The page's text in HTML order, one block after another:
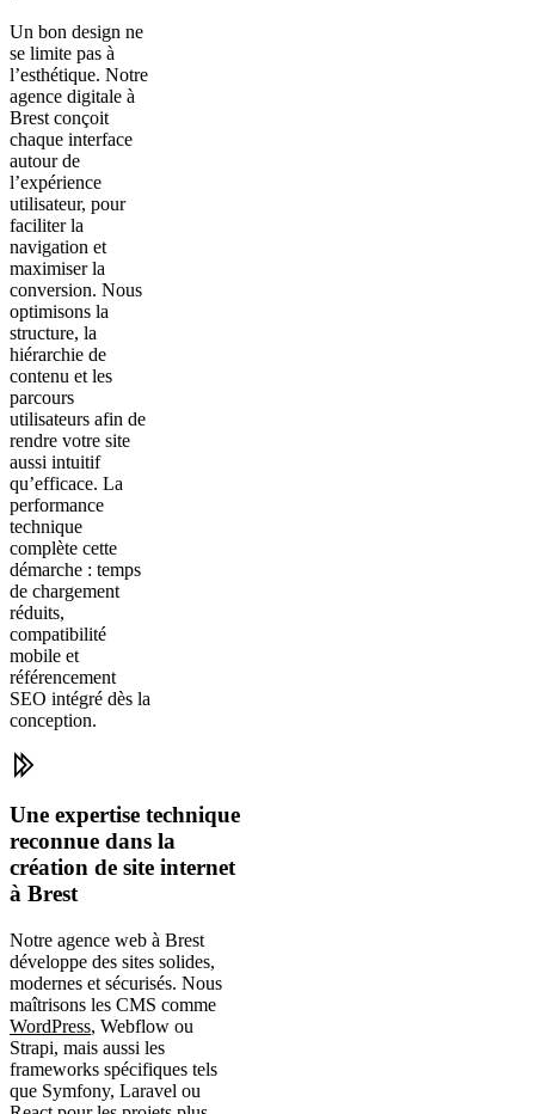
Un bon design ne
se limite pas à
l’esthétique. Notre
agence digitale à
Brest conçoit
chaque interface
autour de
l’expérience
utilisateur, pour
faciliter la
navigation et
maximiser la
conversion. Nous
optimisons la
structure, la
hiérarchie de
contenu et les
parcours
utilisateurs afin de
rendre votre site
aussi intuitif
qu’efficace. La
performance
technique
complète cette
démarche : temps
de chargement
réduits,
compatibilité
mobile et
référencement
SEO intégré dès la
conception.
Une expertise technique
reconnue dans la
création de site internet
à Brest
Notre agence web à Brest
développe des sites solides,
modernes et sécurisés. Nous
maîtrisons les CMS comme
WordPress, Webflow ou
Strapi, mais aussi les
frameworks spécifiques tels
que Symfony, Laravel ou